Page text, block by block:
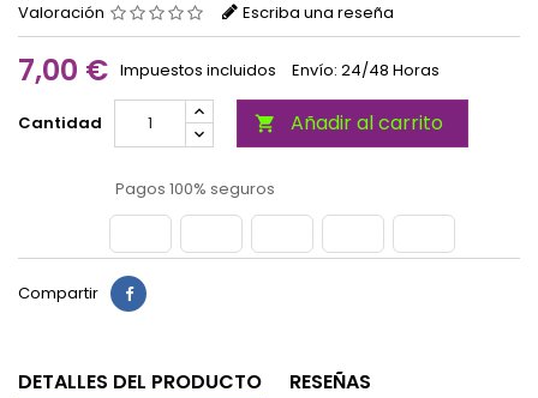
Valoración Escriba una reseña
7,00 € Impuestos incluidos Envío: 24/48 Horas
Cantidad  Añadir al carrito
Pagos 100% seguros
Compartir
DETALLES DEL PRODUCTO RESEÑAS